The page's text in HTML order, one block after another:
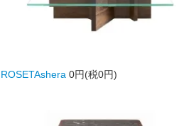
ROSETAshera 0円(税0円)